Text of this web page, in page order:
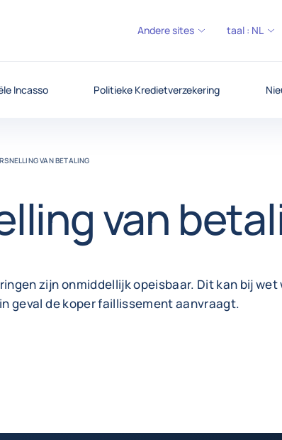
Incasso Politieke Kredietverzekering
Andere sites taal : NL
VAN BETALING
van
zijn onmiddellijk opeisbaar. Dit kan bij wet
geval de koper faillissement aanvraagt.